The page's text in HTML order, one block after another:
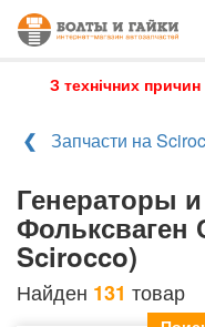
З технічних
Запчасти на
Генераторы
Фольксваген
Scirocco)
Найден 131 товар